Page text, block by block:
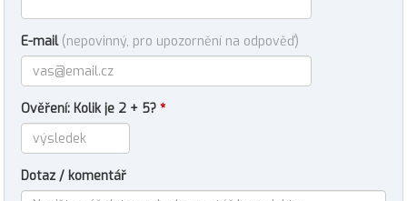
E-mail (nepovinný, pro upozornění na odpověď)
Ověření: Kolik je 2 + 5? *
Dotaz / komentář